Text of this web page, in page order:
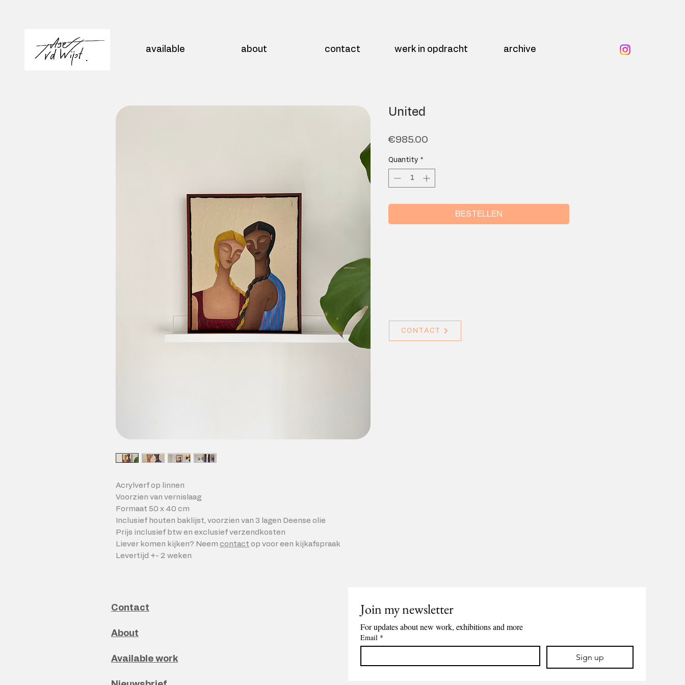
available about contact werk in opdracht archive
Acrylverf op linnen
Voorzien van vernislaag
Formaat 50 x 40 cm
Inclusief houten baklijst, voorzien van 3 lagen Deense olie
Prijs inclusief btw en exclusief verzendkosten
Liever komen kijken? Neem contact op voor een kijkafspraak
Levertijd +- 2 weken
United
€985.00
Quantity *
BESTELLEN
CONTACT
Contact
About
Available work
Join my newsletter
For updates about new work, exhibitions and more
Email *
Sign up